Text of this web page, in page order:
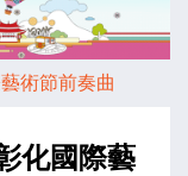
術節前奏曲
化國際藝